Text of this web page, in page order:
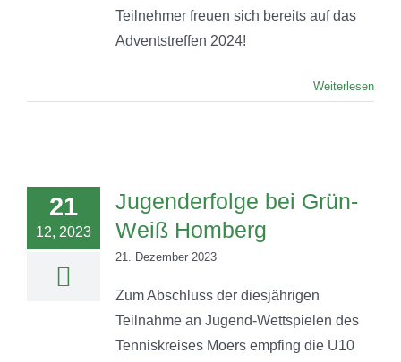
Teilnehmer freuen sich bereits auf das
Adventstreffen 2024!
Weiterlesen
21
12, 2023
Jugenderfolge bei Grün-
Weiß Homberg
21. Dezember 2023
Zum Abschluss der diesjährigen
Teilnahme an Jugend-Wettspielen des
Tenniskreises Moers empfing die U10